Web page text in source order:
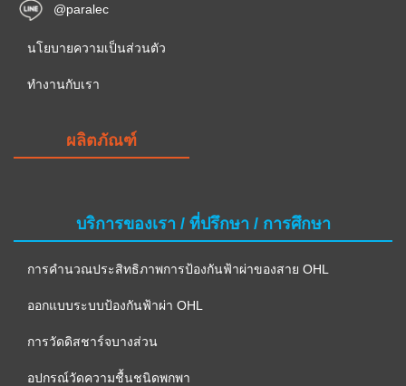
@paralec
นโยบายความเป็นส่วนตัว
ทำงานกับเรา
ผลิตภัณฑ์
บริการของเรา / ที่ปรึกษา / การศึกษา
การคำนวณประสิทธิภาพการป้องกันฟ้าผ่าของสาย OHL
ออกแบบระบบป้องกันฟ้าผ่า OHL
การวัดดิสชาร์จบางส่วน
อปกรณ์วัดความชื้นชนิดพกพา